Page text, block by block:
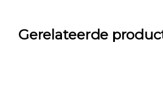
Gerelateerde